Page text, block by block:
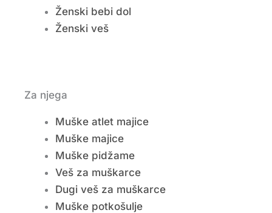
Ženski bebi dol
Ženski veš
Za njega
Muške atlet majice
Muške majice
Muške pidžame
Veš za muškarce
Dugi veš za muškarce
Muške potkošulje